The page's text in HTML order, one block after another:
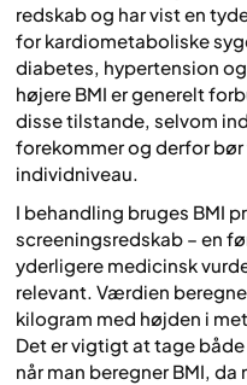
redskab og har vist en
for kardiometaboliske
diabetes, hypertension
højere BMI er generelt
disse tilstande, selvom
forekommer og derfor
individniveau.
I behandling bruges BMI
screeningsredskab – en
yderligere medicinsk
relevant. Værdien
kilogram med højden i
Det er vigtigt at tage
når man beregner BMI,